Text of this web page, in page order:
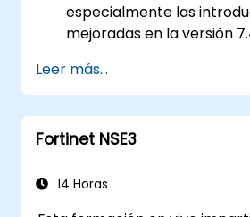
especialmente las
mejoradas en la versión
FortiGate e implementar
avanzadas de seguridad.
Desplegar y gestionar
avanzadas de seguridad
amenazas.
Leer más...
Fortinet NSE3
14 Horas